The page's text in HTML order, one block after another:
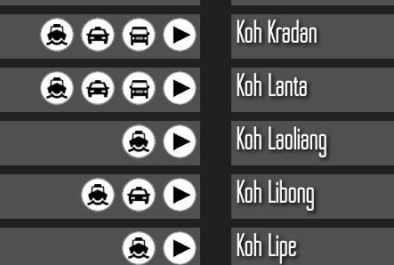
Koh Kradan
Koh Lanta
Koh Laoliang
Koh Libong
Koh Lipe